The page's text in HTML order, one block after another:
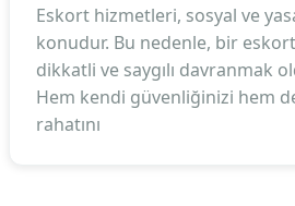
Eskort hizmetleri, sosyal ve
konudur. Bu nedenle, bir
dikkatli ve saygılı davranmak
Hem kendi güvenliğinizi hem
rahatını